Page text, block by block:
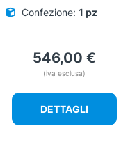
Confezione: 1 pz
546,00 €
(iva esclusa)
DETTAGLI